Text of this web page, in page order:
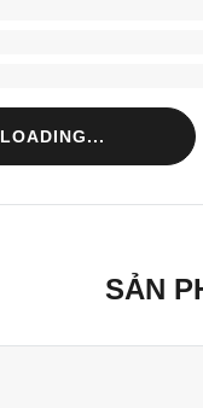
LOADING...
SẢN